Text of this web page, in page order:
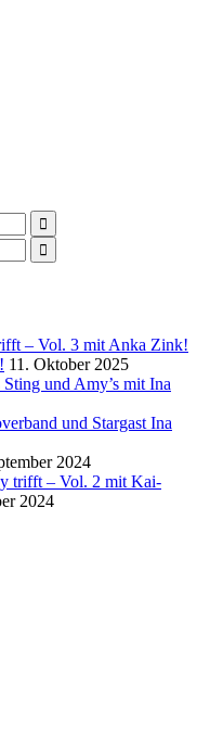
– Vol. 3 mit Anka Zink!
11. Oktober 2025
und Amy’s mit Ina
und Stargast Ina
2024
trifft – Vol. 2 mit Kai-
2024